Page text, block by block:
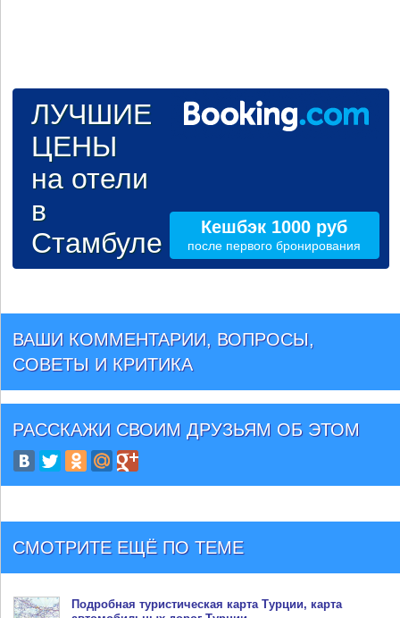
ЛУЧШИЕ
ЦЕНЫ
на отели
в
Стамбуле
Кешбэк 1000 руб
после первого бронирования
ВАШИ КОММЕНТАРИИ, ВОПРОСЫ,
СОВЕТЫ И КРИТИКА
РАССКАЖИ СВОИМ ДРУЗЬЯМ ОБ ЭТОМ
СМОТРИТЕ ЕЩЁ ПО ТЕМЕ
Подробная туристическая карта Турции, карта